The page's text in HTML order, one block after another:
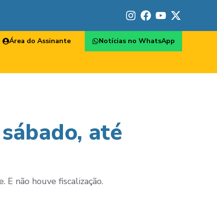
Área do Assinante Notícias no WhatsApp
até
não houve fiscalização.